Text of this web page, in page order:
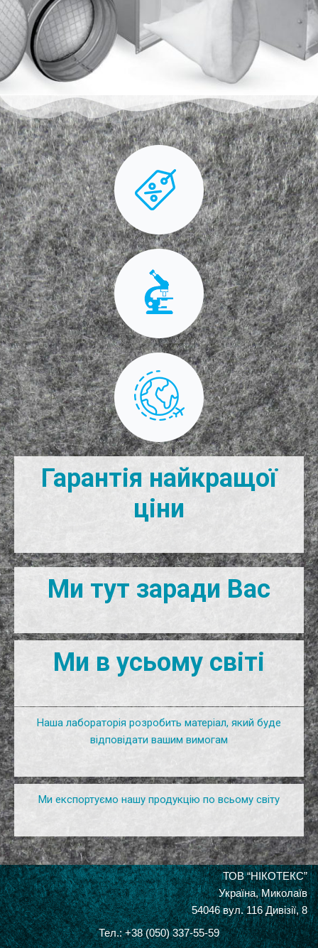
Гарантія найкращої
ціни
Ми тут заради Вас
Ми в усьому світі
Наша лабораторія розробить матеріал, який буде
відповідати вашим вимогам
Ми експортуємо нашу продукцію по всьому світу
ТОВ “НІКОТЕКС”
Україна, Миколаїв
54046 вул. 116 Дивізії, 8
Тел.: +38 (050) 337-55-59